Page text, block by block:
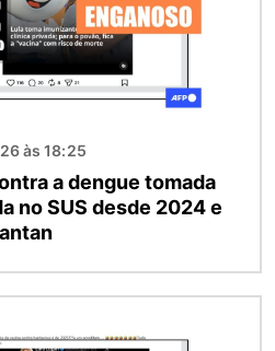
às 18:25
a dengue tomada
no SUS desde 2024 e